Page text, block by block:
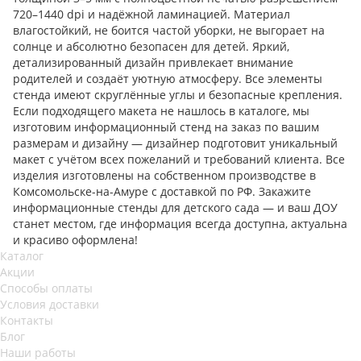
720–1440 dpi и надёжной ламинацией. Материал
влагостойкий, не боится частой уборки, не выгорает на
солнце и абсолютно безопасен для детей. Яркий,
детализированный дизайн привлекает внимание
родителей и создаёт уютную атмосферу. Все элементы
стенда имеют скруглённые углы и безопасные крепления.
Если подходящего макета не нашлось в каталоге, мы
изготовим информационный стенд на заказ по вашим
размерам и дизайну — дизайнер подготовит уникальный
макет с учётом всех пожеланий и требований клиента. Все
изделия изготовлены на собственном производстве в
Комсомольске-на-Амуре с доставкой по РФ. Закажите
информационные стенды для детского сада — и ваш ДОУ
станет местом, где информация всегда доступна, актуальна
и красиво оформлена!
Каталог
Акции
Способы оплаты
Условия доставки
Контакты
Блог
Наши работы